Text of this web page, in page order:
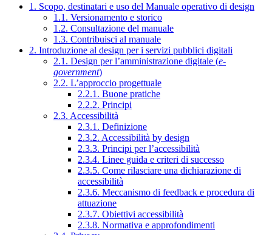
1. Scopo, destinatari e uso del Manuale operativo di design
1.1. Versionamento e storico
1.2. Consultazione del manuale
1.3. Contribuisci al manuale
2. Introduzione al design per i servizi pubblici digitali
2.1. Design per l’amministrazione digitale (e-
government)
2.2. L’approccio progettuale
2.2.1. Buone pratiche
2.2.2. Principi
2.3. Accessibilità
2.3.1. Definizione
2.3.2. Accessibilità by design
2.3.3. Principi per l’accessibilità
2.3.4. Linee guida e criteri di successo
2.3.5. Come rilasciare una dichiarazione di
accessibilità
2.3.6. Meccanismo di feedback e procedura di
attuazione
2.3.7. Obiettivi accessibilità
2.3.8. Normativa e approfondimenti